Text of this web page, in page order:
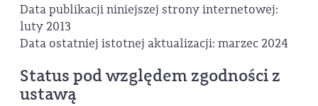
Data publikacji niniejszej strony internetowej:
luty 2013
Data ostatniej istotnej aktualizacji: marzec 2024
Status pod względem zgodności z
ustawą